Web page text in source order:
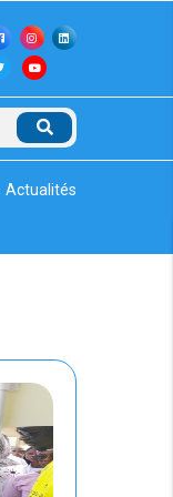
Actualités